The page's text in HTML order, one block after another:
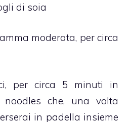
di soia
moderata, per circa
per circa 5 minuti in
che, una volta
in padella insieme